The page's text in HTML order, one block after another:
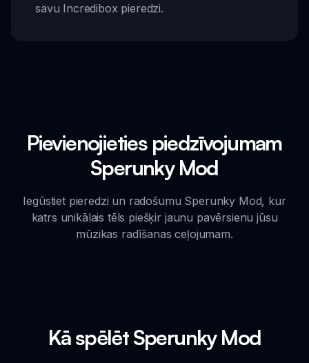
savu Incredibox pieredzi.
Pievienojieties piedzīvojumam
Sperunky Mod
Iegūstiet pieredzi un radošumu Sperunky Mod, kur
katrs unikālais tēls piešķir jaunu pavērsienu jūsu
mūzikas radīšanas ceļojumam.
Kā spēlēt Sperunky Mod